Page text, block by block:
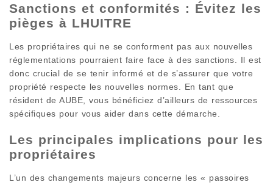
Sanctions et conformités : Évitez les
pièges à LHUITRE
Les propriétaires qui ne se conforment pas aux nouvelles
réglementations pourraient faire face à des sanctions. Il est
donc crucial de se tenir informé et de s’assurer que votre
propriété respecte les nouvelles normes. En tant que
résident de AUBE, vous bénéficiez d’ailleurs de ressources
spécifiques pour vous aider dans cette démarche.
Les principales implications pour les
propriétaires
L’un des changements majeurs concerne les « passoires